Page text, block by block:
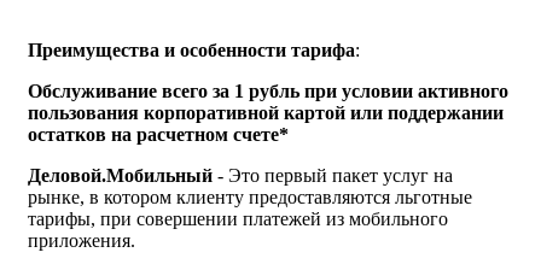
Преимущества и особенности тарифа:
Обслуживание всего за 1 рубль при условии активного
пользования корпоративной картой или поддержании
остатков на расчетном счете*
Деловой.Мобильный - Это первый пакет услуг на
рынке, в котором клиенту предоставляются льготные
тарифы, при совершении платежей из мобильного
приложения.